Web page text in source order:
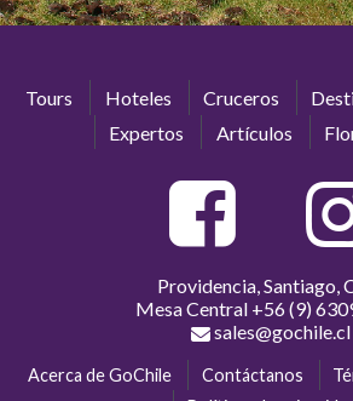
Tours Hoteles Cruceros
Expertos
Artículos
Providencia, Santiago,
Mesa Central +56 (9)
sales@gochile.cl
Acerca de GoChile Contáctanos